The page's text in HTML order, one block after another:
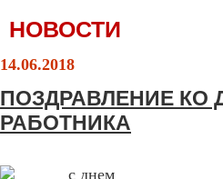
НОВОСТИ
14.06.2018
ПОЗДРАВЛЕНИЕ
РАБОТНИКА